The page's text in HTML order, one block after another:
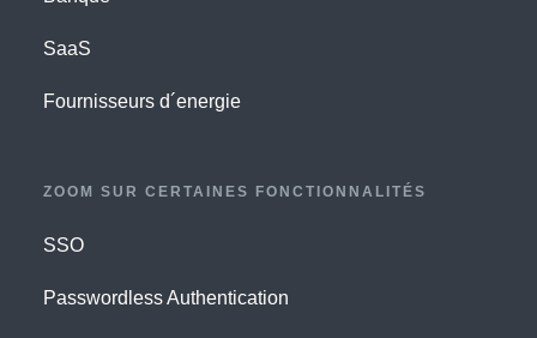
SaaS
Fournisseurs d´energie
ZOOM SUR CERTAINES FONCTIONNALITÉS
SSO
Passwordless Authentication